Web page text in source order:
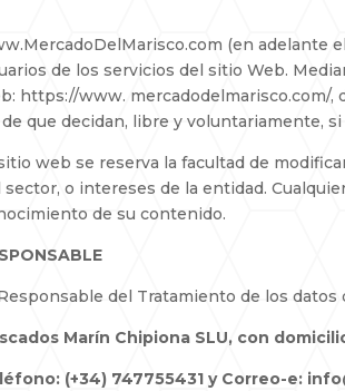
(en adelante
de los servicios del sitio Web.
https://www. mercadodelmarisco.com/,
que decidan, libre y voluntariamente,
web se reserva la facultad de
sector, o intereses de la entidad.
de su contenido.
del Tratamiento de los datos
Marín Chipiona SLU, con
(+34) 747755431 y Correo-e: